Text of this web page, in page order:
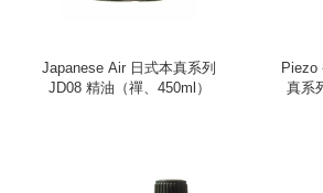
Japanese Air 日式本真系列
JD08 精油（禪、450ml）
Piezo
真系